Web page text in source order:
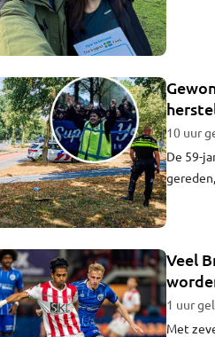
10 uur
De 59-
Veel
1 uur
Met